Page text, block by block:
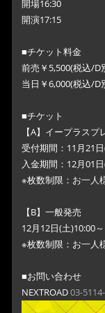
開場16:30
開演17:15
■チケット料金
前売￥5,500(税込/D
当日￥6,000(税込/D
■チケット
【A】イープラス
受付期間：11月21
入金期間：12月01
※枚数制限：お一人
【B】一般発売
12月12日(土)10:00～
※枚数制限：お一人
■お問い合わせ
NEXTROAD03-